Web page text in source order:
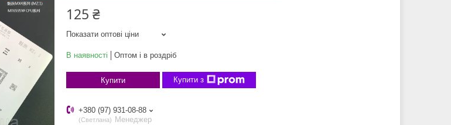
125 ₴
Показати оптові ціни
В наявності Оптом і в роздріб
Купити Купити з
+380 (97) 931-08-88
Светлана Менеджер